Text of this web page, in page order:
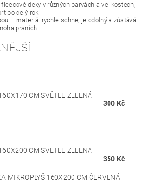
deky v různých barvách a velikostech,
po celý rok.
– materiál rychle schne, je odolný a zůstává
praních.
CM SVĚTLE ZELENÁ
300 Kč
CM SVĚTLE ZELENÁ
350 Kč
MIKROPLYŠ 160X200 CM ČERVENÁ